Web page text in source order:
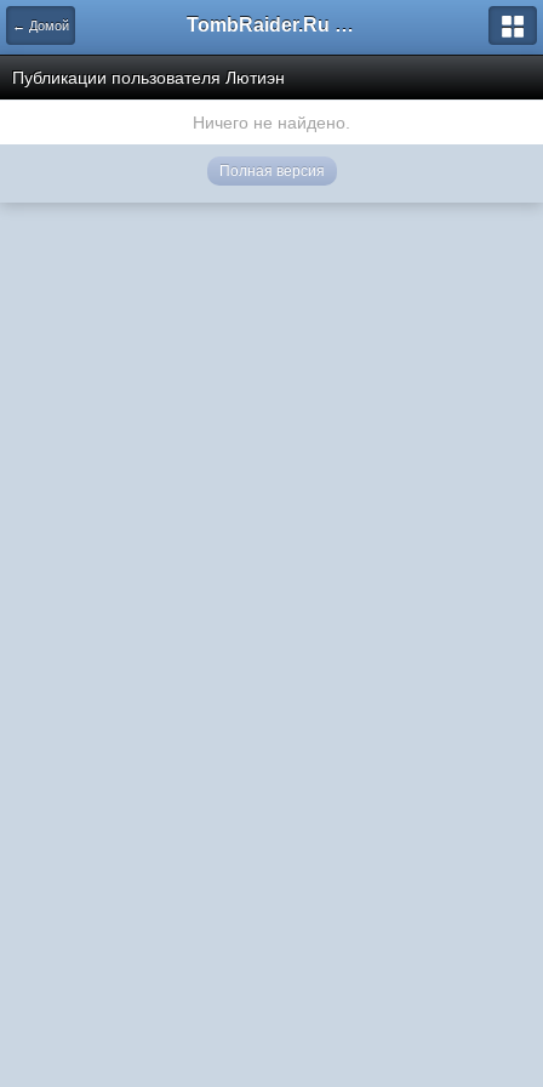
← Домой TombRaider.Ru - Форумы
Публикации пользователя Лютиэн
Ничего не найдено.
Полная версия